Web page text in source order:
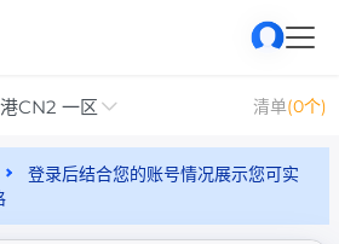
CN2 一区 清单(0个)
登录后结合您的账号情况展示您可实